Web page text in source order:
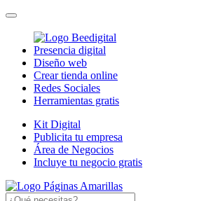
Presencia digital
Diseño web
Crear tienda online
Redes Sociales
Herramientas gratis
Kit Digital
Publicita tu empresa
Área de Negocios
Incluye tu negocio gratis